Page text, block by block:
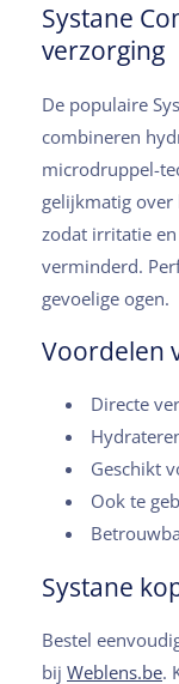
Systane
verzorging
De populaire
combineren
microdruppel-
gelijkmatig
zodat irritatie
verminderd.
gevoelige ogen.
Voordelen
Directe
Geschikt
Ook te
Systane
Bestel
bij Weblens.be.